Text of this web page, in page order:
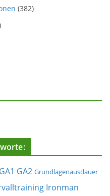
(382)
GA1 GA2 Grundlagenausdauer
Ironman